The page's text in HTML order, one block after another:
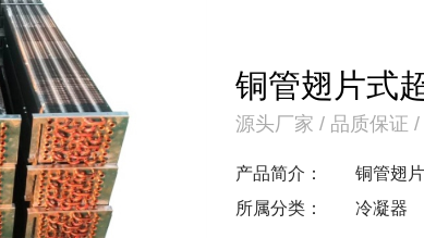
铜管翅片式
发器
源头厂家 / 品质保证
产品简介：
铜管翅
所属分类：
冷凝器